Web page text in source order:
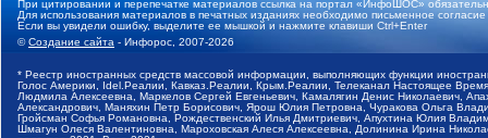
При цитировании и перепечатке материалов ссылка на портал «ИнфоШОС»
Для использования материалов в печатных изданиях необходимо письменное
Если вы увидели ошибку, выделите ее мышкой и нажмите клавиши Ctrl+Enter
©Создание сайта - Инфорос, 2007-2026
* Реестр иностранных средств массовой информации, выполняющих функции
Голос Америки, Idel.Реалии, Кавказ.Реалии, Крым.Реалии, Телеканал Настоящее
Людмила Алексеевна, Маркелов Сергей Евгеньевич, Камалягин Денис Николаевич,
Александрович, Маняхин Петр Борисович, Ярош Юлия Петровна, Чуракова Ольга
Гройсман Софья Романовна, Рождественский Илья Дмитриевич, Апухтина Юлия
Шмагун Олеся Валентиновна, Мароховская Алеся Алексеевна, Долинина Ирина